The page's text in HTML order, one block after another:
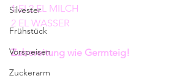
Silvester
Frühstück
Vorspeisen
Zuckerarm
1 EI 2 EL MILCH
2 EL WASSER
Zubereitung wie Germteig!